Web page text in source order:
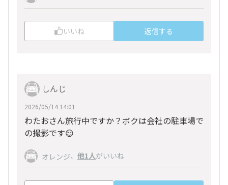
いいね 返信する
しんじ
2026/05/14 14:01
わたおさん旅行中ですか？ボクは会社の駐車場で
の撮影です😌
オレンジ、 他1人がいいね